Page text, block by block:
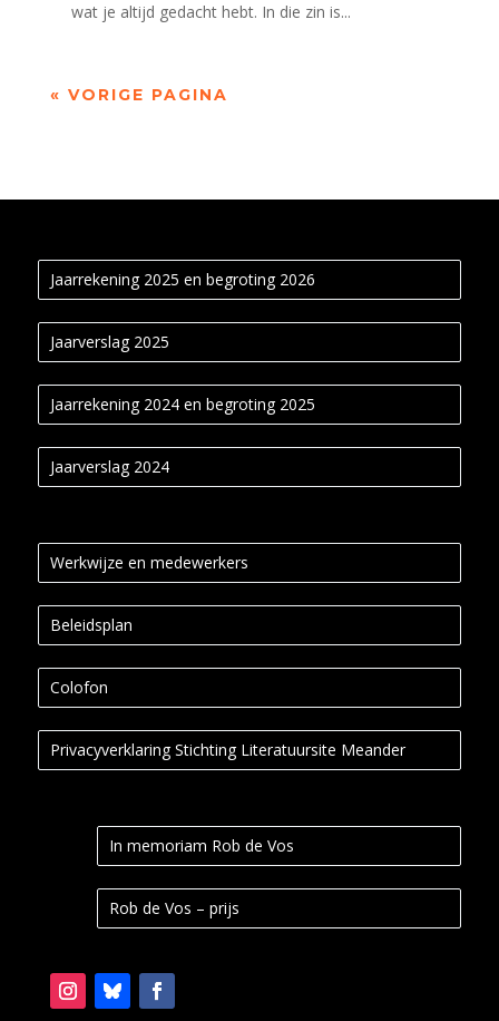
wat je altijd gedacht hebt. In die zin is...
« VORIGE PAGINA
Jaarrekening 2025 en begroting 2026
Jaarverslag 2025
Jaarrekening 2024 en begroting 2025
Jaarverslag 2024
Werkwijze en medewerkers
Beleidsplan
Colofon
Privacyverklaring Stichting Literatuursite Meander
In memoriam Rob de Vos
Rob de Vos – prijs